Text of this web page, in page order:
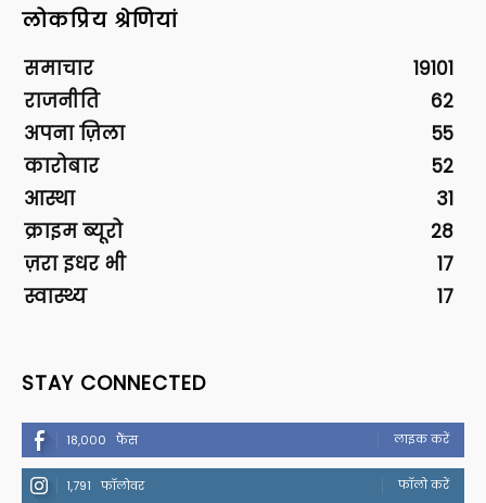
लोकप्रिय श्रेणियां
समाचार
19101
राजनीति
62
अपना ज़िला
55
कारोबार
52
आस्था
31
क्राइम ब्यूरो
28
ज़रा इधर भी
17
स्वास्थ्य
17
STAY CONNECTED
18,000 फैंस लाइक करें
1,791 फॉलोवर फॉलो करें